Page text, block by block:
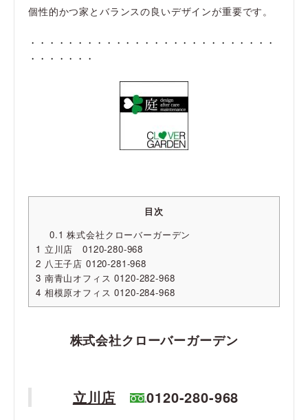
個性的かつ家とバランスの良いデザインが重要です。
・・・・・・・・・・・・・・・・・・・・・・・・・・
・・・・・・・
目次
0.1 株式会社クローバーガーデン
1 立川店 0120-280-968
2 八王子店 0120-281-968
3 南青山オフィス 0120-282-968
4 相模原オフィス 0120-284-968
株式会社クローバーガーデン
立川店 0120-280-968